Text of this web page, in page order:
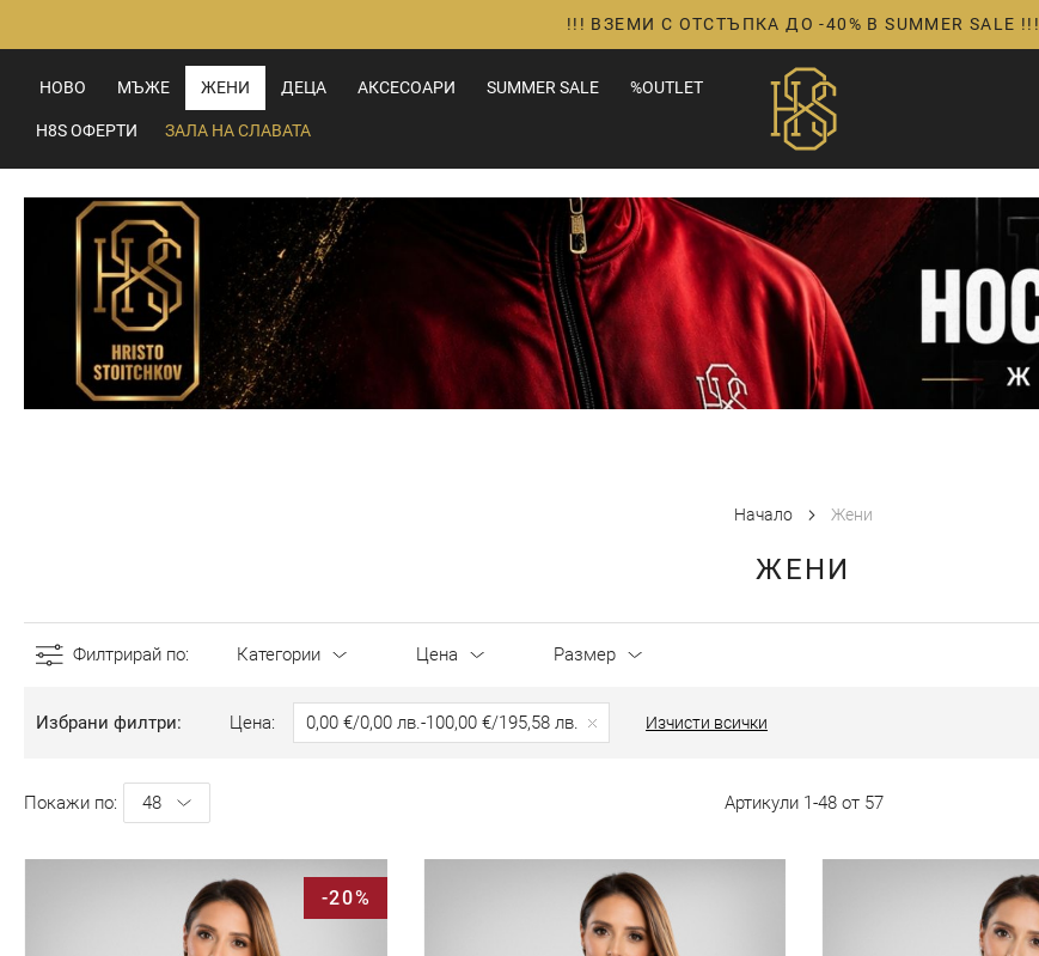
към
съдържанието
!!! ВЗЕМИ С ОТСТЪПКА ДО -40% В SUMMER SALE !!!
НОВО МЪЖЕ ЖЕНИ ДЕЦА АКСЕСОАРИ SUMMER SALE %OUTLET
H8S ОФЕРТИ ЗАЛА НА СЛАВАТА
Начало Жени
ЖЕНИ
Филтрирай по Категории Цена Размер
Избрани филтри Цена 0,00 €/0,00 лв.-100,00 €/195,58 лв. Изчисти всички
Покажи по Артикули 1-48от 57
-20%